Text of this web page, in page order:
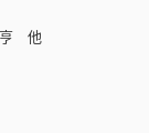
亨 他